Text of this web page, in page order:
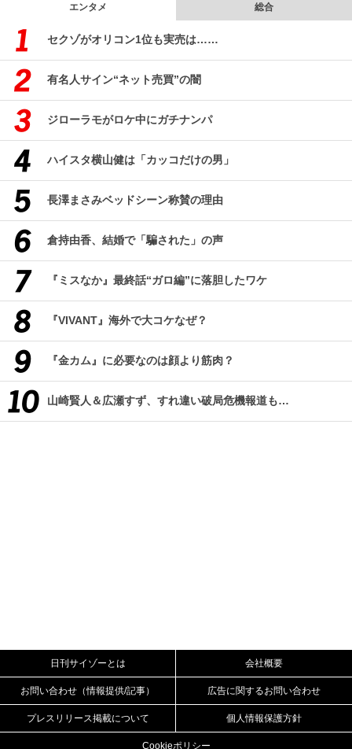
エンタメ 総合
セクゾがオリコン1位も実売は……
有名人サイン“ネット売買”の闇
ジローラモがロケ中にガチナンパ
ハイスタ横山健は「カッコだけの男」
長澤まさみベッドシーン称賛の理由
倉持由香、結婚で「騙された」の声
『ミスなか』最終話“ガロ編”に落胆したワケ
『VIVANT』海外で大コケなぜ？
『金カム』に必要なのは顔より筋肉？
山崎賢人＆広瀬すず、すれ違い破局危機報道も…
日刊サイゾーとは 会社概要
お問い合わせ（情報提供/記事） 広告に関するお問い合わせ
プレスリリース掲載について 個人情報保護方針
Cookieポリシー